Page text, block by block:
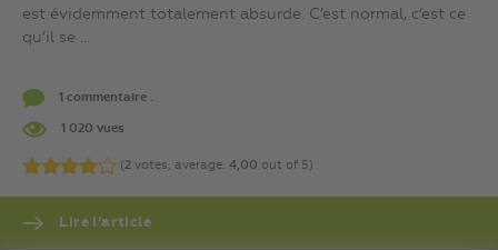
est évidemment totalement absurde. C’est normal, c’est ce
qu’il se ...
1 commentaire .
1 020 vues
(2 votes, average: 4,00 out of 5)
Lire l’article